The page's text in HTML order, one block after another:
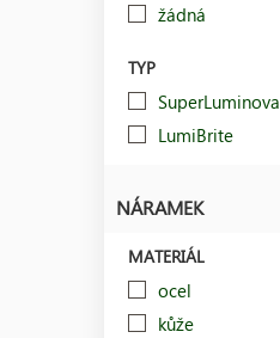
žádná
TYP
SuperLuminova
LumiBrite
NÁRAMEK
MATERIÁL
ocel
kůže